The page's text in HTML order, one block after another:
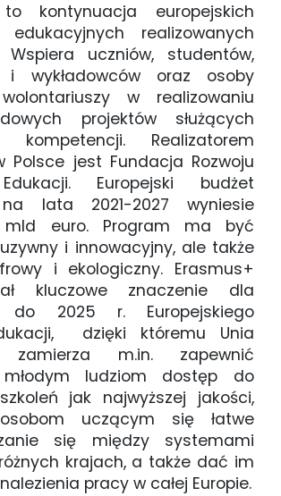
kontynuacja europejskich
edukacyjnych realizowanych
uczniów, studentów,
i wykładowców oraz osoby
w realizowaniu
projektów służących
kompetencji. Realizatorem
Polsce jest Fundacja Rozwoju
Europejski budżet
lata 2021-2027 wyniesie
euro. Program ma być
i innowacyjny, ale także
i ekologiczny. Erasmus+
kluczowe znaczenie dla
do 2025 r. Europejskiego
dzięki któremu Unia
zamierza m.in. zapewnić
ludziom dostęp do
jak najwyższej jakości,
uczącym się łatwe
się między systemami
krajach, a także dać im
pracy w całej Europie.